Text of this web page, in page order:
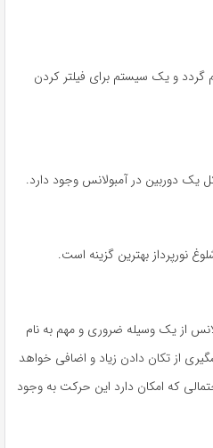
گردد و یک سیستم برای فیلتر کردن
یک دوربین در آمبولانس وجود دارد.
نورپرداز بهترین گزینه است.
از یک وسیله ضروری و مهم به نام
از تکان دادن زیاد و اضافی خواهد
که امکان دارد این حرکت به وجود